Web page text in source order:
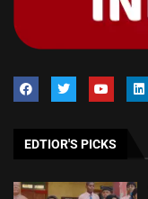
EDTIOR'S PICKS